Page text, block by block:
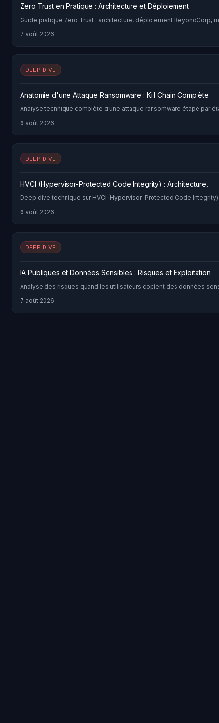
Zero Trust en Pratique : Architecture et Déploiement
Guide pratique Zero Trust : architecture, déploiement
7 août 2026
DEEP DIVE
Anatomie d'une Attaque Ransomware : Kill Chain Complète
Analyse technique complète d'une attaque ransomware étape par
6 août 2026
DEEP DIVE
HVCI (Hypervisor-Protected Code Integrity) : Architecture,
Deep dive technique sur HVCI (Hypervisor-Protected Code
6 août 2026
DEEP DIVE
IA Publiques et Données Sensibles : Risques et Exploitation
Analyse des risques quand les utilisateurs copient des données
7 août 2026